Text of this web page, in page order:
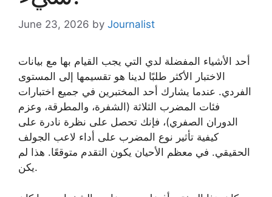
June 23, 2026 by Journalist
أحد الأشياء المفضلة لدي التي يجب القيام بها مع بيانات
الاختبار الأكثر طلبًا لدينا هو تقسيمها إلى المستوى
الفردي. عندما يشارك أحد المختبرين في جميع اختبارات
فئات المضرب الثلاثة (الشفرة، والمطرقة، وعزم
الدوران الصفري)، فإنك تحصل على نظرة نادرة على
كيفية تأثير نوع المضرب على أداء لاعب الجولف
الحقيقي. في معظم الأحيان يكون التقدم متوقعًا. هذا لم
يكن.